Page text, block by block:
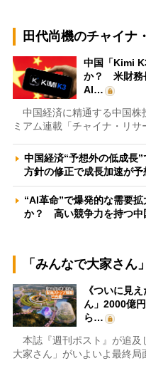
田代尚機のチャイナ
中国「Kimi
か？ 米財務
AI…
中国経済に精通する中国株
ミアム連載「チャイナ・リ
中国経済“予想外の低成長
方針の修正で成長加速が
“AI革命”で爆発的な需要
か？ 高い競争力を持つ
「みんなで大家さ
《ついに見
ん」2000億
ら…
本誌『週刊ポスト』が追及
大家さん」がいよいよ最終